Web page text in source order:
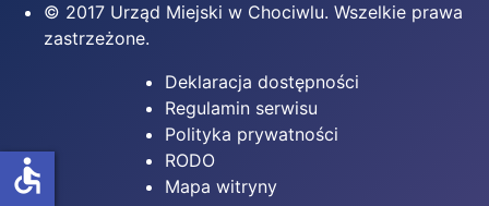
© 2017 Urząd Miejski w Chociwlu. Wszelkie prawa
zastrzeżone.
Deklaracja dostępności
Regulamin serwisu
Polityka prywatności
RODO
Mapa witryny
accessible